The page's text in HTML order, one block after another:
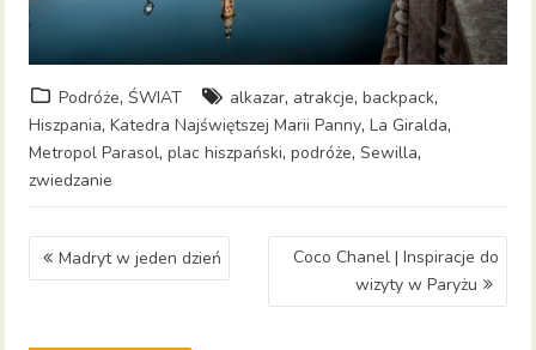
Podróże,ŚWIAT alkazar, atrakcje,backpack,
Hiszpania,Katedra Najświętszej Marii Panny,La Giralda,
Metropol Parasol,plac hiszpański,podróże,Sewilla,
zwiedzanie
Nawigacja
wpisu
Madryt w jeden dzień
Coco Chanel | Inspiracje do
wizyty w Paryżu